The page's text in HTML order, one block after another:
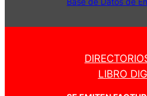
LIBRO